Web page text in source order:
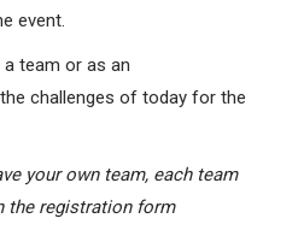
event.
team or as an
challenges of today for the
your own team, each team
the registration form